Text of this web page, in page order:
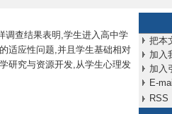
调查结果表明,学生进入高中学
适应性问题,并且学生基础相对
研究与资源开发,从学生心理发
把本
加入
加入
E-
RSS